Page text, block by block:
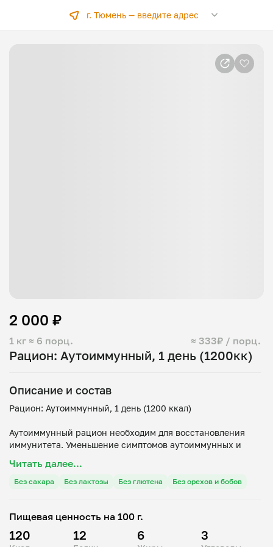
г. Тюмень — введите адрес
Рацион: Аутоиммунный, 1 день (1200кк)
1 кг ≈ 6 порц. ≈ 333₽ / порц.
2 000 ₽
Описание и состав
Рацион: Аутоиммунный, 1 день (1200 ккал)
Аутоиммунный рацион необходим для восстановления
иммунитета. Уменьшение симптомов аутоиммунных и
восстановления барьерной функции кишечника, что в
свою очередь обеспечивает организм достаточным
Рацион разработан для людей, которым важно снизить
воспалительную нагрузку на организм и поддержать
работу иммунной системы через питание. Основной
Читать далее...
Без сахара Без лактозы Без глютена Без орехов и бобов
Пищевая ценность на 100 г.
120 12 6 3